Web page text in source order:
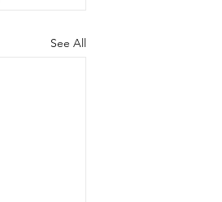
See All